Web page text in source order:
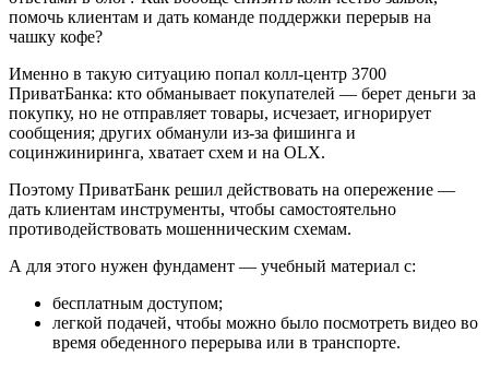
помочь клиентам и дать команде поддержки перерыв на
чашку кофе?
Именно в такую ситуацию попал колл-центр 3700
ПриватБанка: кто обманывает покупателей — берет деньги за
покупку, но не отправляет товары, исчезает, игнорирует
сообщения; других обманули из-за фишинга и
социнжиниринга, хватает схем и на OLX.
Поэтому ПриватБанк решил действовать на опережение —
дать клиентам инструменты, чтобы самостоятельно
противодействовать мошенническим схемам.
А для этого нужен фундамент — учебный материал с:
бесплатным доступом;
легкой подачей, чтобы можно было посмотреть видео во
время обеденного перерыва или в транспорте.